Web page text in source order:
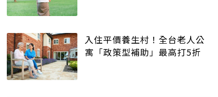
入住平價養生村！全台老人公
寓「政策型補助」最高打5折